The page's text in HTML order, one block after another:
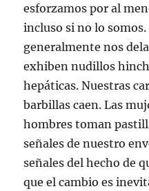
esforzamos por al
incluso si no lo
generalmente nos
exhiben nudillos
hepáticas. Nuestras
barbillas caen. Las
hombres toman
señales de nuestro
señales del hecho de
que el cambio es